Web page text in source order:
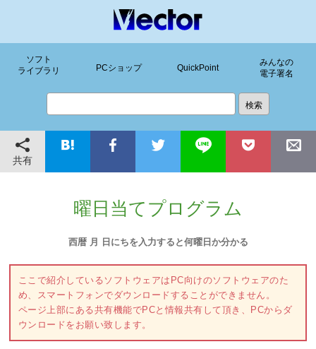
ソフト
ライブラリ
PCショップ QuickPoint
みんなの
電子署名
共有
曜日当てプログラム
西暦 月 日にちを入力すると何曜日か分かる
ここで紹介しているソフトウェアはPC向けのソフトウェアのた
め、スマートフォンでダウンロードすることができません。
ページ上部にある共有機能でPCと情報共有して頂き、PCからダ
ウンロードをお願い致します。